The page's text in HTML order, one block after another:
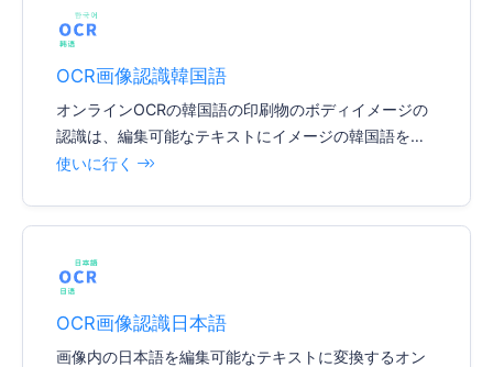
OCR画像認識韓国語
オンラインOCRの韓国語の印刷物のボディイメージの
認識は、編集可能なテキストにイメージの韓国語を変
える
使いに行く
OCR画像認識日本語
画像内の日本語を編集可能なテキストに変換するオン